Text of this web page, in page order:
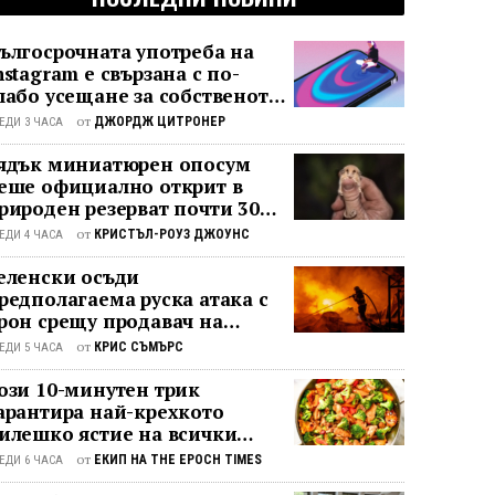
употреба на
е свързана с по-
усещане за собственото
показва проучване
3 ЧАСА от ДЖОРДЖ ЦИТРОНЕР
миниатюрен опосум
официално открит в
резерват почти 30
след последното му
4 ЧАСА от КРИСТЪЛ-РОУЗ ДЖОУНС
осъди
руска атака с
срещу продавач на
5 ЧАСА от КРИС СЪМЪРС
10-минутен трик
най-крехкото
ястие на всички
6 ЧАСА от ЕКИП НА THE EPOCH TIMES